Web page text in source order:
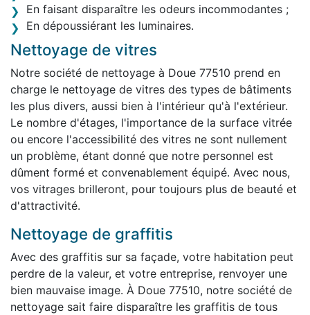
En faisant disparaître les odeurs incommodantes ;
En dépoussiérant les luminaires.
Nettoyage de vitres
Notre société de nettoyage à Doue 77510 prend en
charge le nettoyage de vitres des types de bâtiments
les plus divers, aussi bien à l'intérieur qu'à l'extérieur.
Le nombre d'étages, l'importance de la surface vitrée
ou encore l'accessibilité des vitres ne sont nullement
un problème, étant donné que notre personnel est
dûment formé et convenablement équipé. Avec nous,
vos vitrages brilleront, pour toujours plus de beauté et
d'attractivité.
Nettoyage de graffitis
Avec des graffitis sur sa façade, votre habitation peut
perdre de la valeur, et votre entreprise, renvoyer une
bien mauvaise image. À Doue 77510, notre société de
nettoyage sait faire disparaître les graffitis de tous